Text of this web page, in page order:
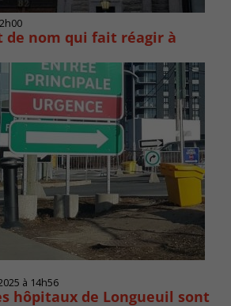
de nom qui fait réagir à
à 14h56
hôpitaux de Longueuil sont